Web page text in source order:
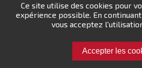
Ce site utilise des cookies pour
expérience possible. En
vous acceptez
Accepter les
Victoire la plus rapide
99s